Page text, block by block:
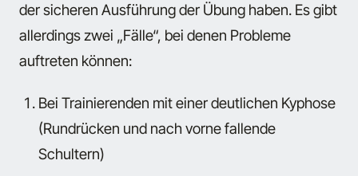
der sicheren Ausführung der Übung haben. Es gibt
allerdings zwei „Fälle“, bei denen Probleme
auftreten können:
Bei Trainierenden mit einer deutlichen Kyphose
(Rundrücken und nach vorne fallende
Schultern)